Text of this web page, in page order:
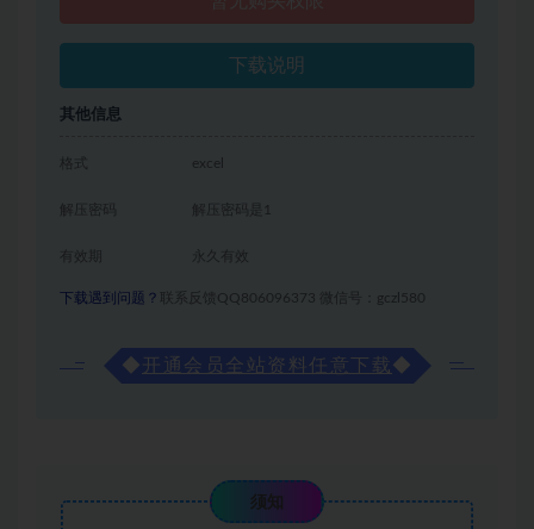
下载说明
其他信息
格式 excel
解压密码是1
有效期 永久有效
下载遇到问题？ 联系反馈QQ806096373 微信号：gczl580
◆ 开通会员全站资料任意下载◆
须知